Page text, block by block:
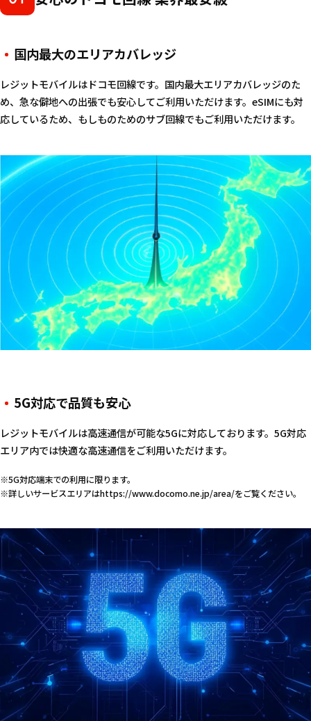
国内最大のエリアカバレッジ
レジットモバイルはドコモ回線です。国内最大エリアカバレッジのた
め、急な僻地への出張でも安心してご利用いただけます。eSIMにも対
応しているため、もしものためのサブ回線でもご利用いただけます。
5G対応で品質も安心
レジットモバイルは高速通信が可能な5Gに対応しております。5G対応
エリア内では快適な高速通信をご利用いただけます。
※5G対応端末での利用に限ります。
※詳しいサービスエリアはhttps://www.docomo.ne.jp/area/をご覧ください。